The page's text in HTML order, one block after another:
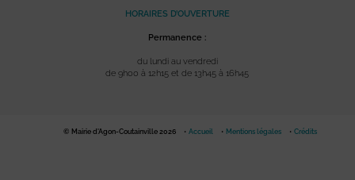
HORAIRES D’OUVERTURE
Permanence :
du lundi au vendredi
de 9h00 à 12h15 et de 13h45 à 16h45
© Mairie d'Agon-Coutainville 2026 Accueil Mentions légales Crédits